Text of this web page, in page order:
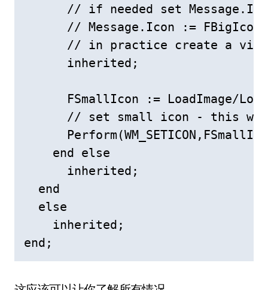
// if needed set
      // Message.Icon := FBigIcon;
// in practice create a
      inherited;
FSmallIcon := LoadImage/
// set small icon - this
    end else
      inherited;
  end
  else
    inherited;
end;